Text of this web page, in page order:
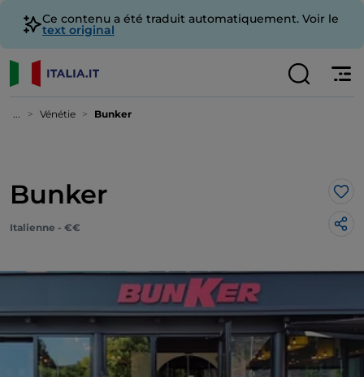
Ce contenu a été traduit automatiquement. Voir le
text original
... Vénétie Bunker
Bunker
Italienne - €€